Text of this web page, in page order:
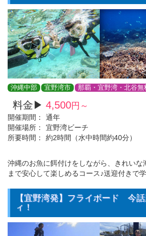
沖縄中部 宜野湾市 那覇・宜野湾・北谷無
料金▶ 4,500円～
開催期間：
通年
開催場所：
宜野湾ビーチ
所要時間：
約2時間（水中時間約40分）
沖縄のお魚に餌付けをしながら、きれい
まで安心して楽しめるコース♪送迎付きで
【宜野湾発】フライボード 今
ィ！